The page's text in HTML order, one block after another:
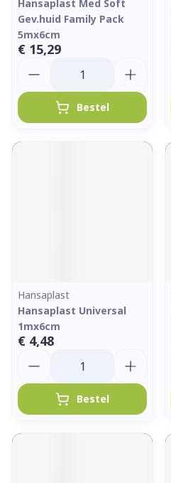
Hansaplast Med Soft
Gev.huid Family Pack
5mx6cm
€ 15,29
Bestel
Hansaplast
Hansaplast Universal
1mx6cm
€ 4,48
Bestel